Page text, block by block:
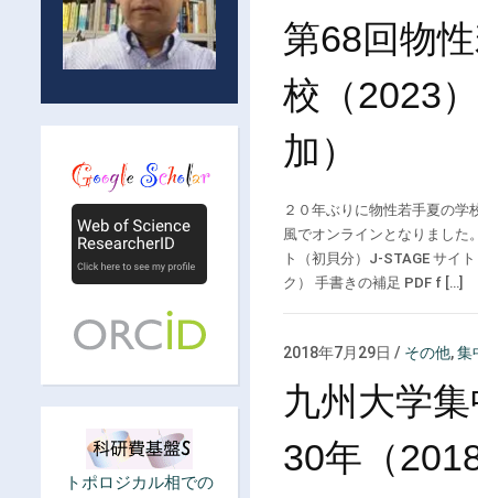
トポロジカル相での
第68回物
校（2023
加）
２０年ぶりに物性若手夏の学
風でオンラインとなりました
ト（初貝分）J-STAGE サイ
ク） 手書きの補足 PDF f […]
2018年7月29日 / その他,集
九州大学
30年（